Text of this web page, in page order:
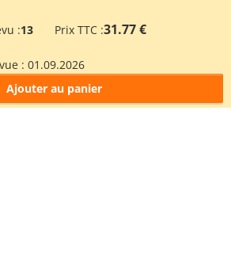
:13
Prix TTC :31.77 €
: 01.09.2026
Ajouter au panier